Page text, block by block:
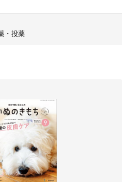
・投薬